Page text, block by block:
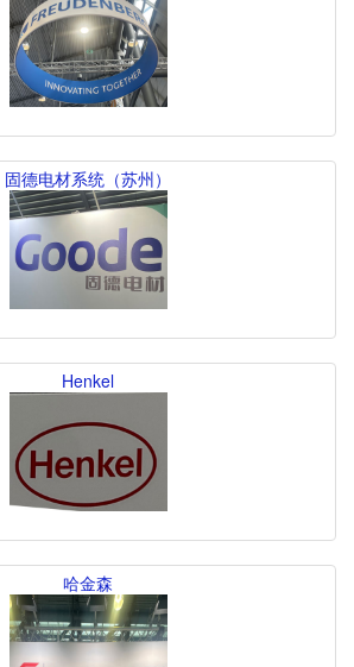
固德电材系统（苏州）
Henkel
哈金森